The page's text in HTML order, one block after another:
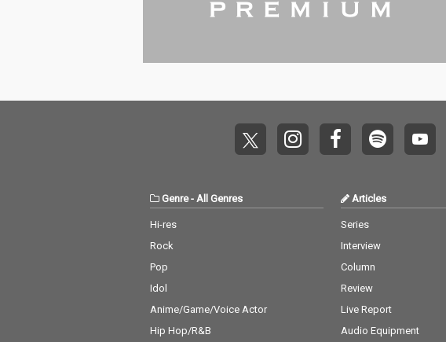
Genre- All Genres
Hi-res
Rock
Pop
Idol
Anime/Game/Voice Actor
Hip Hop/R&B
Articles
Series
Interview
Column
Review
Live Report
Audio Equipment